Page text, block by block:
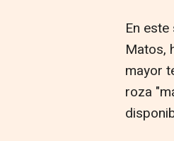
En
Matos,
mayor
roza